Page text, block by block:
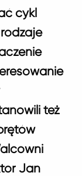
cykl
też
Jan